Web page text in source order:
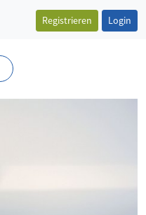
Registrieren Login